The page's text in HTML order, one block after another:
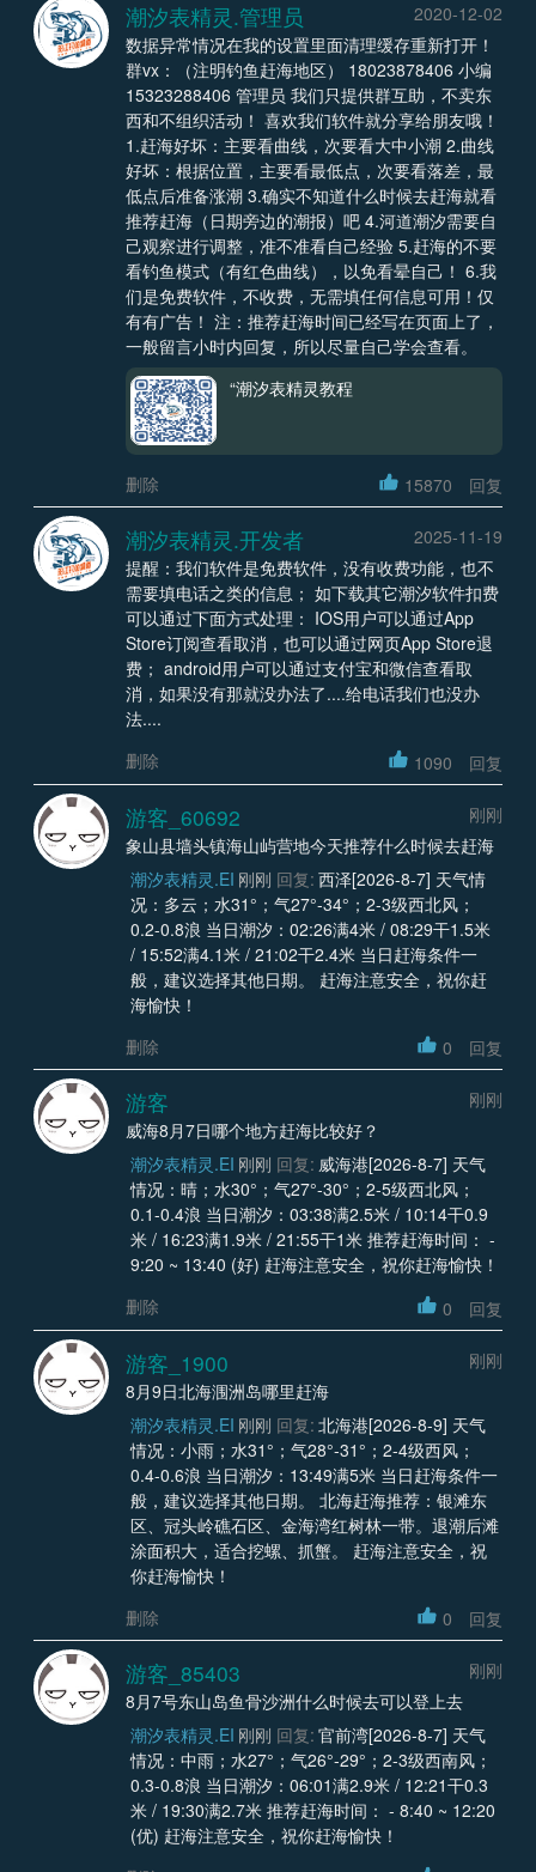
潮汐表精灵.管理员
2020-12-02
数据异常情况在我的设置里面清理缓存重新打开！
群vx：（注明钓鱼赶海地区） 18023878406 小编
15323288406 管理员 我们只提供群互助，不卖东
西和不组织活动！ 喜欢我们软件就分享给朋友哦！
1.赶海好坏：主要看曲线，次要看大中小潮 2.曲线
好坏：根据位置，主要看最低点，次要看落差，最
低点后准备涨潮 3.确实不知道什么时候去赶海就看
推荐赶海（日期旁边的潮报）吧 4.河道潮汐需要自
己观察进行调整，准不准看自己经验 5.赶海的不要
看钓鱼模式（有红色曲线），以免看晕自己！ 6.我
们是免费软件，不收费，无需填任何信息可用！仅
有有广告！ 注：推荐赶海时间已经写在页面上了，
一般留言小时内回复，所以尽量自己学会查看。
“潮汐表精灵教程
删除 15870 回复
潮汐表精灵.开发者
2025-11-19
提醒：我们软件是免费软件，没有收费功能，也不
需要填电话之类的信息； 如下载其它潮汐软件扣费
可以通过下面方式处理： IOS用户可以通过App
Store订阅查看取消，也可以通过网页App Store退
费； android用户可以通过支付宝和微信查看取
消，如果没有那就没办法了....给电话我们也没办
法....
删除
1090 回复
游客_60692
刚刚
象山县墙头镇海山屿营地今天推荐什么时候去赶海
潮汐表精灵.EI 刚刚 回复: 西泽[2026-8-7] 天气情
况：多云；水31°；气27°-34°；2-3级西北风；
0.2-0.8浪 当日潮汐：02:26满4米 / 08:29干1.5米
/ 15:52满4.1米 / 21:02干2.4米 当日赶海条件一
般，建议选择其他日期。 赶海注意安全，祝你赶
海愉快！
删除
0 回复
游客
刚刚
威海8月7日哪个地方赶海比较好？
潮汐表精灵.EI 刚刚 回复: 威海港[2026-8-7] 天气
情况：晴；水30°；气27°-30°；2-5级西北风；
0.1-0.4浪 当日潮汐：03:38满2.5米 / 10:14干0.9
米 / 16:23满1.9米 / 21:55干1米 推荐赶海时间： -
9:20 ~ 13:40 (好) 赶海注意安全，祝你赶海愉快！
删除
0 回复
游客_1900
刚刚
8月9日北海涠洲岛哪里赶海
潮汐表精灵.EI 刚刚 回复: 北海港[2026-8-9] 天气
情况：小雨；水31°；气28°-31°；2-4级西风；
0.4-0.6浪 当日潮汐：13:49满5米 当日赶海条件一
般，建议选择其他日期。 北海赶海推荐：银滩东
区、冠头岭礁石区、金海湾红树林一带。退潮后滩
涂面积大，适合挖螺、抓蟹。 赶海注意安全，祝
你赶海愉快！
删除
0 回复
游客_85403
刚刚
8月7号东山岛鱼骨沙洲什么时候去可以登上去
潮汐表精灵.EI 刚刚 回复: 官前湾[2026-8-7] 天气
情况：中雨；水27°；气26°-29°；2-3级西南风；
0.3-0.8浪 当日潮汐：06:01满2.9米 / 12:21干0.3
米 / 19:30满2.7米 推荐赶海时间： - 8:40 ~ 12:20
(优) 赶海注意安全，祝你赶海愉快！